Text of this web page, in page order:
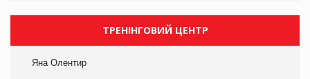
ТРЕНІНГОВИЙ ЦЕНТР
Яна Олентир